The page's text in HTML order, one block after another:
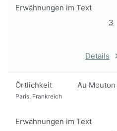
Erwähnungen im Text
3
Details
Örtlichkeit Au
Paris, Frankreich
Erwähnungen im Text